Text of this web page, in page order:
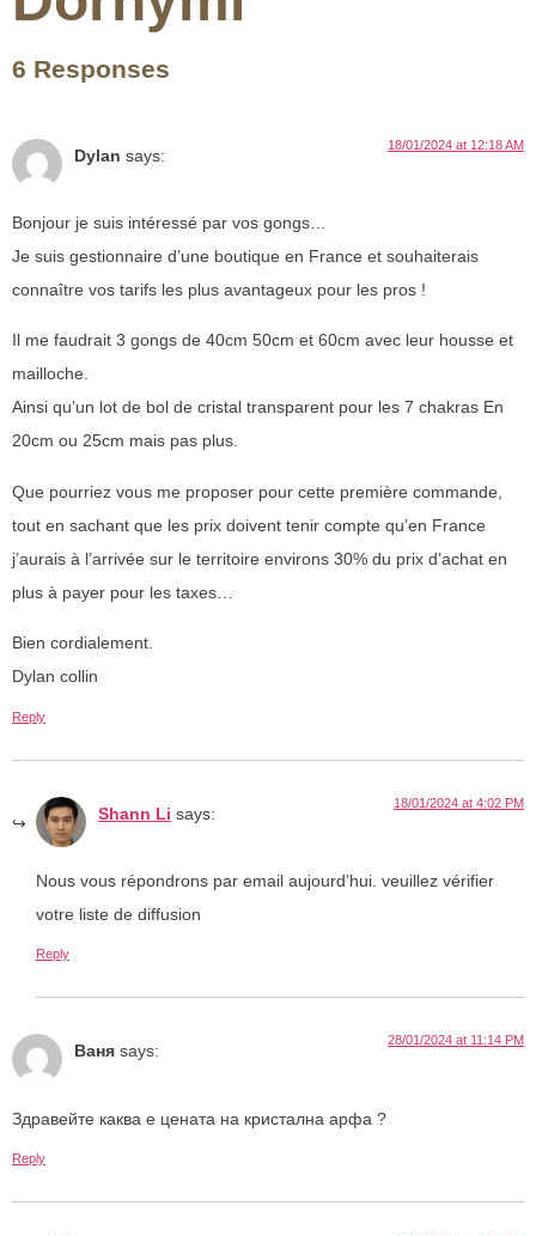
6 Responses
Dylan says:
18/01/2024 at 12:18 AM
Bonjour je suis intéressé par vos gongs…
Je suis gestionnaire d’une boutique en France et souhaiterais
connaître vos tarifs les plus avantageux pour les pros !
Il me faudrait 3 gongs de 40cm 50cm et 60cm avec leur housse et
mailloche.
Ainsi qu’un lot de bol de cristal transparent pour les 7 chakras En
20cm ou 25cm mais pas plus.
Que pourriez vous me proposer pour cette première commande,
tout en sachant que les prix doivent tenir compte qu’en France
j’aurais à l’arrivée sur le territoire environs 30% du prix d’achat en
plus à payer pour les taxes…
Bien cordialement.
Dylan collin
Reply
Shann Li says:
18/01/2024 at 4:02 PM
Nous vous répondrons par email aujourd’hui. veuillez vérifier
votre liste de diffusion
Reply
Ваня says:
28/01/2024 at 11:14 PM
Здравейте каква е цената на кристална арфа ?
Reply